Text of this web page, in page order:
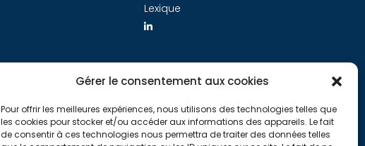
Gérer le consentement aux cookies
Pour offrir les meilleures expériences, nous utilisons des technologies telles que
les cookies pour stocker et/ou accéder aux informations des appareils. Le fait
de consentir à ces technologies nous permettra de traiter des données telles
Lexique